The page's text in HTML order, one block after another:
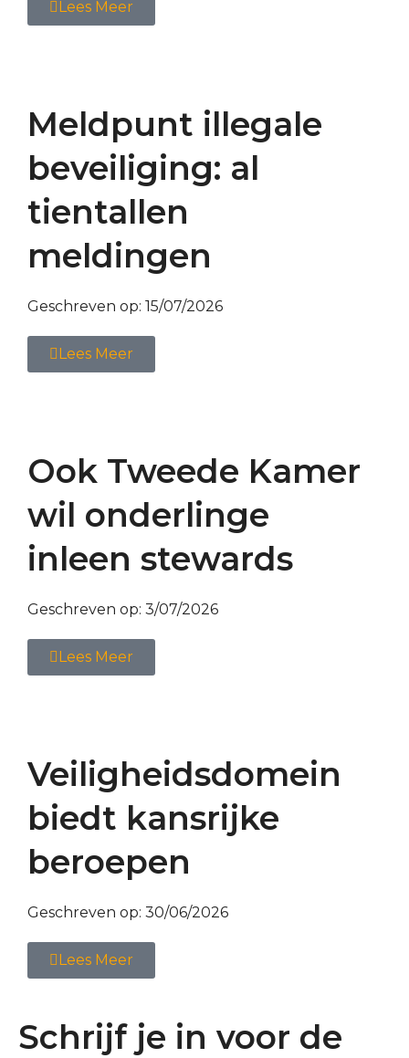
Lees Meer
Meldpunt illegale
beveiliging: al
tientallen
meldingen
Geschreven op: 15/07/2026
Lees Meer
Ook Tweede Kamer
wil onderlinge
inleen stewards
Geschreven op: 3/07/2026
Lees Meer
Veiligheidsdomein
biedt kansrijke
beroepen
Geschreven op: 30/06/2026
Lees Meer
Schrijf je in voor de